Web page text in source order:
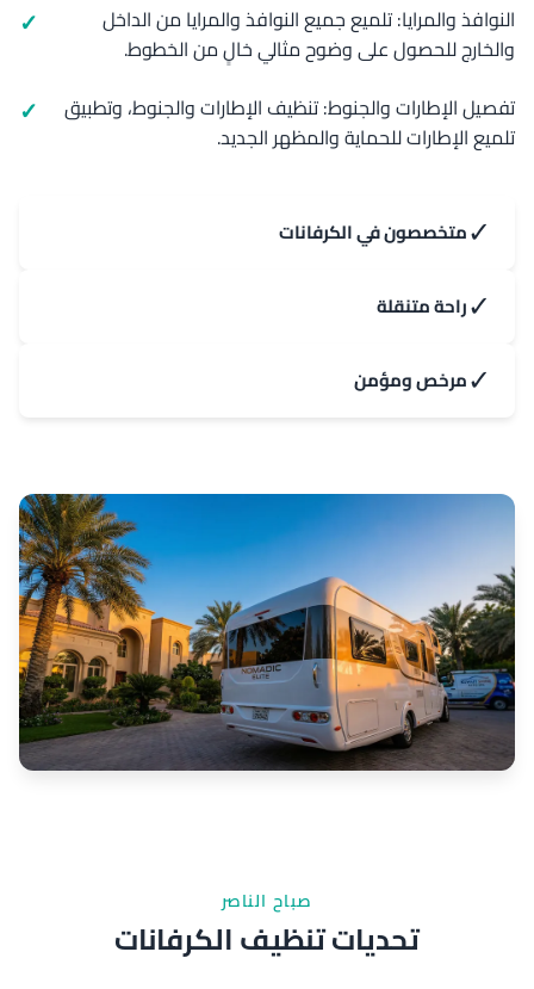
النوافذ والمرايا: تلميع جميع النوافذ والمرايا من الداخل
والخارج للحصول على وضوح مثالي خالٍ من الخطوط.
تفصيل الإطارات والجنوط: تنظيف الإطارات والجنوط، وتطبيق
تلميع الإطارات للحماية والمظهر الجديد.
✓متخصصون في الكرفانات
✓راحة متنقلة
✓مرخص ومؤمن
صباح الناصر
تحديات تنظيف الكرفانات